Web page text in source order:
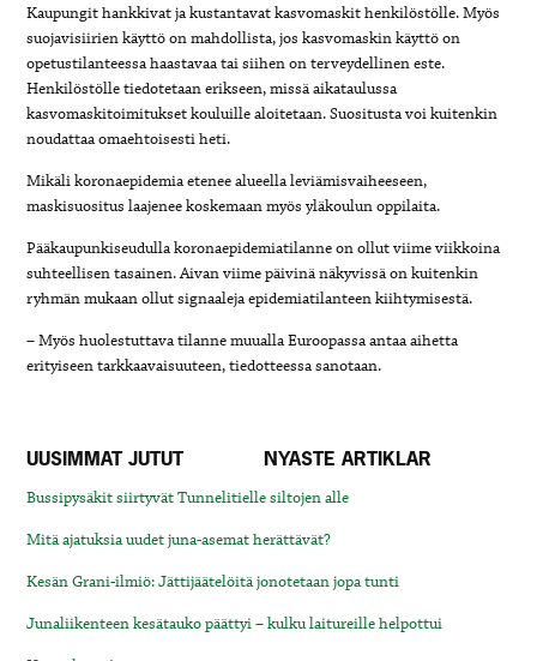
Kaupungit hankkivat ja kustantavat kasvomaskit henkilöstölle. Myös
suojavisiirien käyttö on mahdollista, jos kasvomaskin käyttö on
opetustilanteessa haastavaa tai siihen on terveydellinen este.
Henkilöstölle tiedotetaan erikseen, missä aikataulussa
kasvomaskitoimitukset kouluille aloitetaan. Suositusta voi kuitenkin
noudattaa omaehtoisesti heti.
Mikäli koronaepidemia etenee alueella leviämisvaiheeseen,
maskisuositus laajenee koskemaan myös yläkoulun oppilaita.
Pääkaupunkiseudulla koronaepidemiatilanne on ollut viime viikkoina
suhteellisen tasainen. Aivan viime päivinä näkyvissä on kuitenkin
ryhmän mukaan ollut signaaleja epidemiatilanteen kiihtymisestä.
– Myös huolestuttava tilanne muualla Euroopassa antaa aihetta
erityiseen tarkkaavaisuuteen, tiedotteessa sanotaan.
UUSIMMAT JUTUT NYASTE ARTIKLAR
Bussipysäkit siirtyvät Tunnelitielle siltojen alle
Mitä ajatuksia uudet juna-asemat herättävät?
Kesän Grani-ilmiö: Jättijäätelöitä jonotetaan jopa tunti
Junaliikenteen kesätauko päättyi – kulku laitureille helpottui